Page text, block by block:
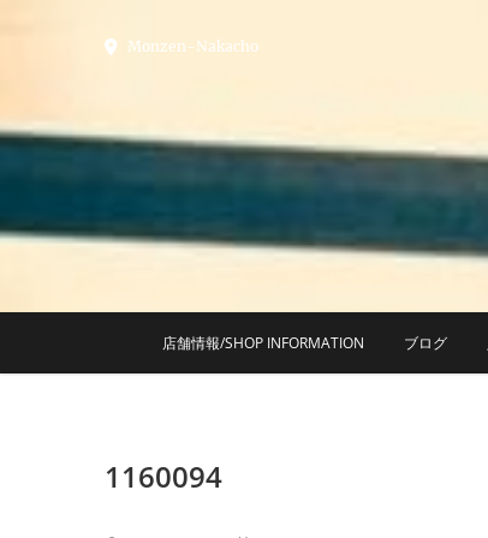
Monzen-Nakacho
店舗情報/SHOP INFORMATION ブログ
1160094